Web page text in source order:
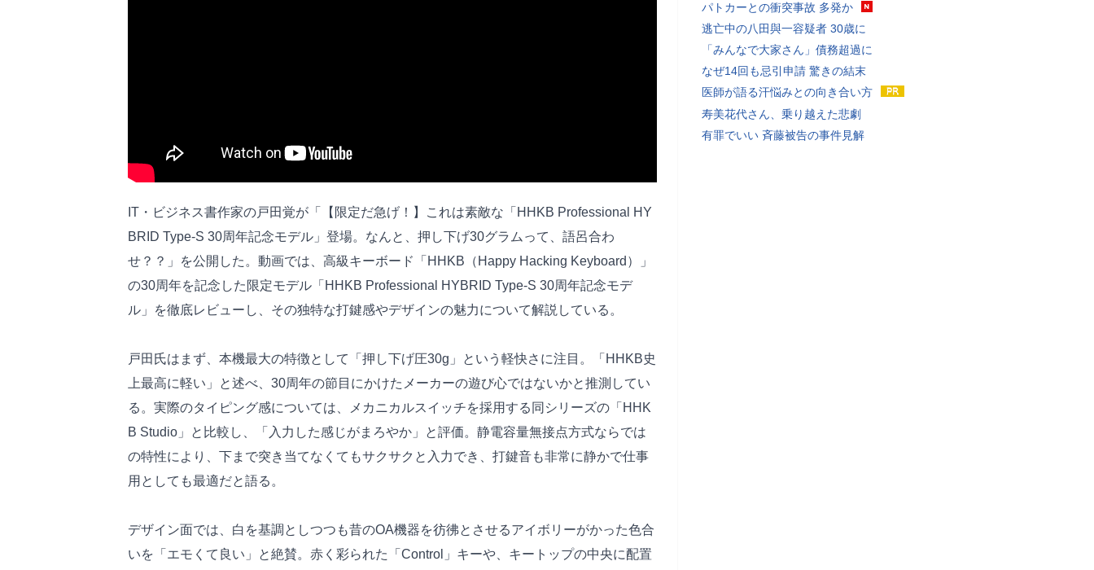
IT・ビジネス書作家の戸田覚が「【限定だ急げ！】これは素敵な「HHKB Professional HY
BRID Type-S 30周年記念モデル」登場。なんと、押し下げ30グラムって、語呂合わ
せ？？」を公開した。動画では、高級キーボード「HHKB（Happy Hacking Keyboard）」
の30周年を記念した限定モデル「HHKB Professional HYBRID Type-S 30周年記念モデ
ル」を徹底レビューし、その独特な打鍵感やデザインの魅力について解説している。
戸田氏はまず、本機最大の特徴として「押し下げ圧30g」という軽快さに注目。「HHKB史
上最高に軽い」と述べ、30周年の節目にかけたメーカーの遊び心ではないかと推測してい
る。実際のタイピング感については、メカニカルスイッチを採用する同シリーズの「HHK
B Studio」と比較し、「入力した感じがまろやか」と評価。静電容量無接点方式ならでは
の特性により、下まで突き当てなくてもサクサクと入力でき、打鍵音も非常に静かで仕事
用としても最適だと語る。
デザイン面では、白を基調としつつも昔のOA機器を彷彿とさせるアイボリーがかった色合
いを「エモくて良い」と絶賛。赤く彩られた「Control」キーや、キートップの中央に配置
パトカーとの衝突事故 多発か
逃亡中の八田與一容疑者 30歳に
「みんなで大家さん」債務超過に
なぜ14回も忌引申請 驚きの結末
医師が語る汗悩みとの向き合い方
寿美花代さん、乗り越えた悲劇
有罪でいい 斉藤被告の事件見解